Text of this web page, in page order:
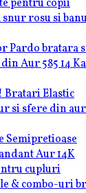
pentru copii
rosu si
Pardo bratara
Aur 585 14
Bratari Elastic
si sfere din
Semipretioase
Aur 14K
cupluri
& combo-uri